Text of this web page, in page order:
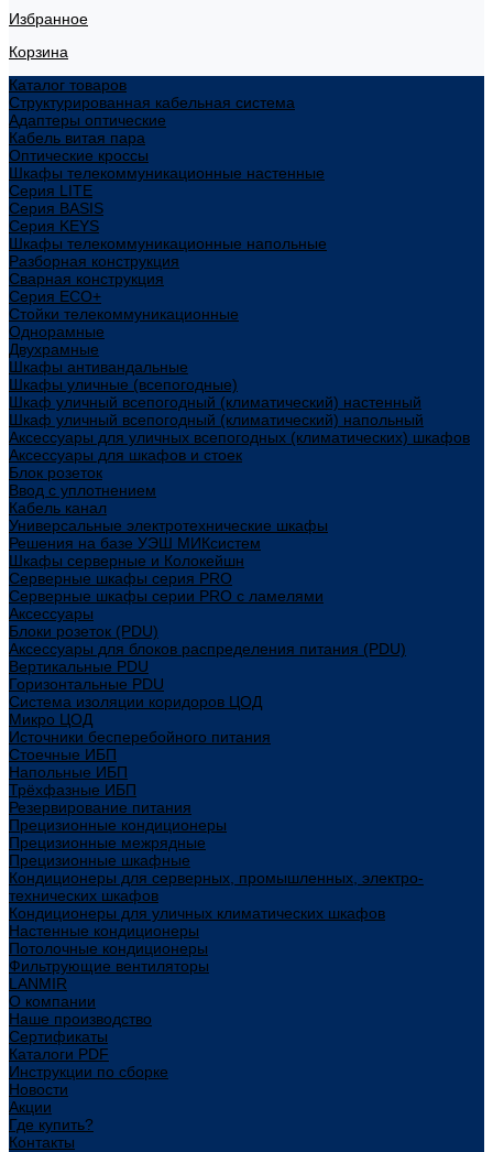
Избранное
Корзина
Каталог товаров
Структурированная кабельная система
Адаптеры оптические
Кабель витая пара
Оптические кроссы
Шкафы телекоммуникационные настенные
Cерия LITE
Cерия BASIS
Cерия KEYS
Шкафы телекоммуникационные напольные
Разборная конструкция
Сварная конструкция
Серия ECO+
Стойки телекоммуникационные
Однорамные
Двухрамные
Шкафы антивандальные
Шкафы уличные (всепогодные)
Шкаф уличный всепогодный (климатический) настенный
Шкаф уличный всепогодный (климатический) напольный
Аксессуары для уличных всепогодных (климатических) шкафов
Аксессуары для шкафов и стоек
Блок розеток
Ввод с уплотнением
Кабель канал
Универсальные электротехнические шкафы
Решения на базе УЭШ МИКсистем
Шкафы серверные и Колокейшн
Серверные шкафы серия PRO
Серверные шкафы серии PRO с ламелями
Аксессуары
Блоки розеток (PDU)
Аксессуары для блоков распределения питания (PDU)
Вертикальные PDU
Горизонтальные PDU
Система изоляции коридоров ЦОД
Микро ЦОД
Источники бесперебойного питания
Стоечные ИБП
Напольные ИБП
Трёхфазные ИБП
Резервирование питания
Прецизионные кондиционеры
Прецизионные межрядные
Прецизионные шкафные
Кондиционеры для серверных, промышленных, электро-
технических шкафов
Кондиционеры для уличных климатических шкафов
Настенные кондиционеры
Потолочные кондиционеры
Фильтрующие вентиляторы
LANMIR
О компании
Наше производство
Сертификаты
Каталоги PDF
Инструкции по сборке
Новости
Акции
Где купить?
Контакты